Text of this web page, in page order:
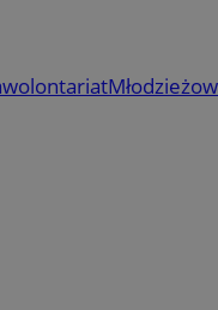
wolontariat